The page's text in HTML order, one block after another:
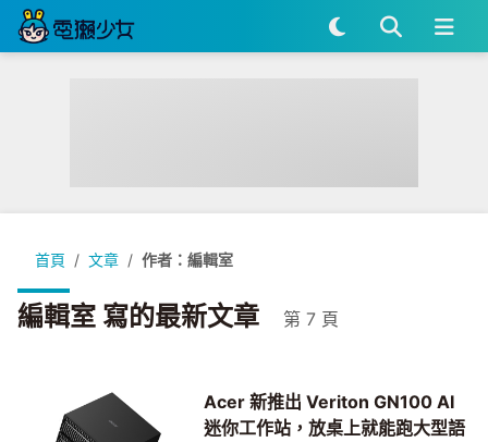
首頁 文章 作者：編輯室
編輯室 寫的最新文章 第 7 頁
Acer 新推出 Veriton GN100 AI
迷你工作站，放桌上就能跑大型語